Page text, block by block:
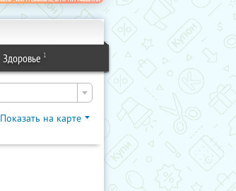
Здоровье 1
Показать на карте